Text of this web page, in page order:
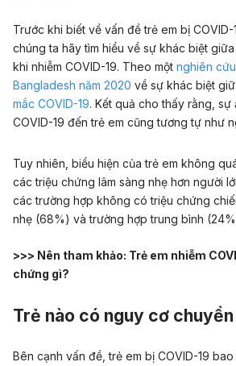
Trước khi biết về vấn đề trẻ em bị COVID-
chúng ta hãy tìm hiểu về sự khác biệt
khi nhiễm COVID-19. Theo một nghiên
Bangladesh năm 2020 về sự khác biệt
mắc COVID-19. Kết quả cho thấy rằng, sự
COVID-19 đến trẻ em cũng tương tự như
Tuy nhiên, biểu hiện của trẻ em không
các triệu chứng lâm sàng nhẹ hơn người
các trường hợp không có triệu chứng
nhẹ (68%) và trường hợp trung bình
>>> Nên tham khảo: Trẻ em nhiễm
chứng gì?
Trẻ nào có nguy cơ
Bên cạnh vấn đề, trẻ em bị COVID-19